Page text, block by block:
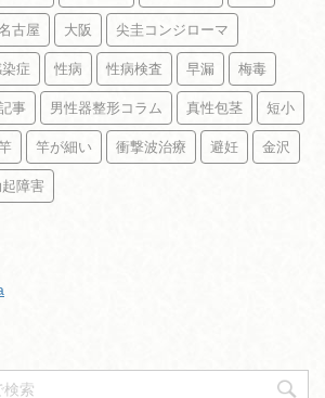
古屋 大阪 尖圭コンジローマ
症 性病 性病検査 早漏 梅毒
事 男性器整形コラム 真性包茎 短小
竿が細い 衝撃波治療 避妊 金沢
障害